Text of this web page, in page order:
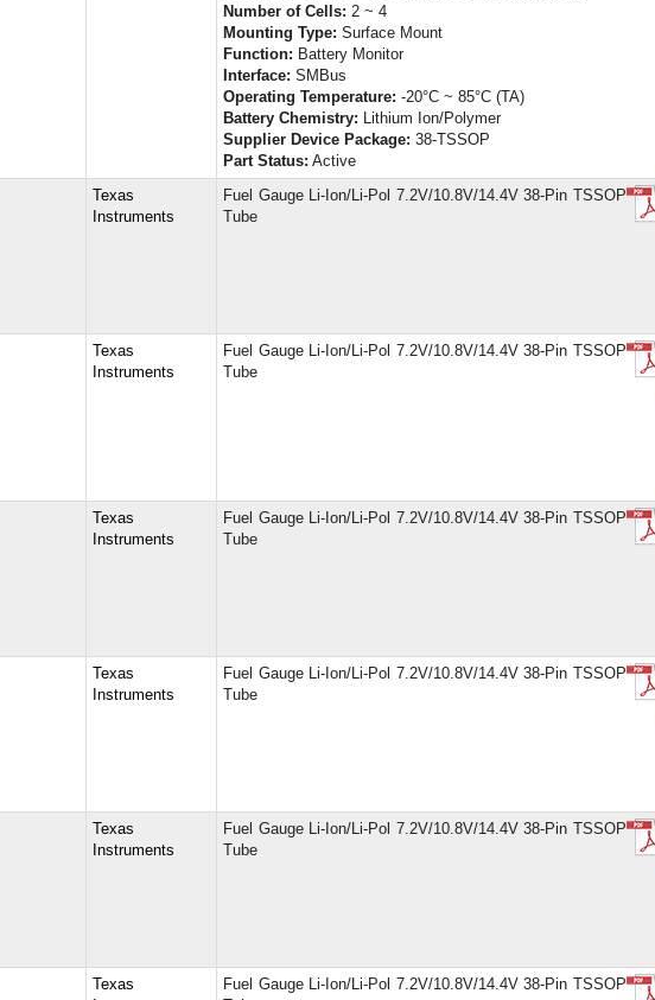
Number of Cells: 2 ~ 4
Mounting Type: Surface Mount
Function: Battery Monitor
Interface: SMBus
Operating Temperature: -20°C ~ 85°C (TA)
Battery Chemistry: Lithium Ion/Polymer
Supplier Device Package: 38-TSSOP
Part Status: Active
Texas
Instruments
Fuel Gauge Li-Ion/Li-Pol 7.2V/10.8V/14.4V 38-Pin TSSOP
Tube
Texas
Instruments
Fuel Gauge Li-Ion/Li-Pol 7.2V/10.8V/14.4V 38-Pin TSSOP
Tube
Texas
Instruments
Fuel Gauge Li-Ion/Li-Pol 7.2V/10.8V/14.4V 38-Pin TSSOP
Tube
Texas
Instruments
Fuel Gauge Li-Ion/Li-Pol 7.2V/10.8V/14.4V 38-Pin TSSOP
Tube
Texas
Instruments
Fuel Gauge Li-Ion/Li-Pol 7.2V/10.8V/14.4V 38-Pin TSSOP
Tube
Texas
Fuel Gauge Li-Ion/Li-Pol 7.2V/10.8V/14.4V 38-Pin TSSOP